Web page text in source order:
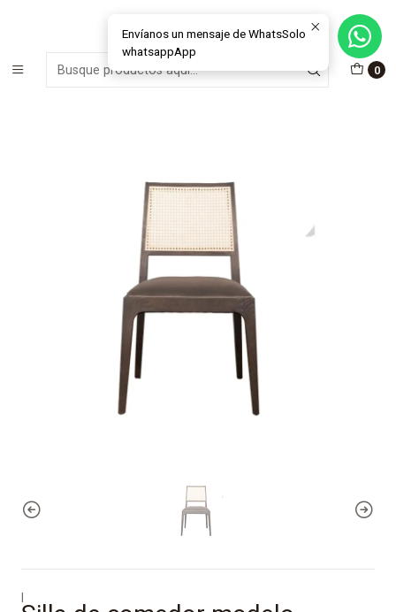
0
MÁS DE 15 AÑOS FABRICANDO E INSTALANDO SOLUCIONES DE
CRISTAL Y VENTANAS
Inicio Muebles & Deco
Silla de comedor modelo Cumbres
|
Envíanos un mensaje de WhatsSolo
whatsappApp